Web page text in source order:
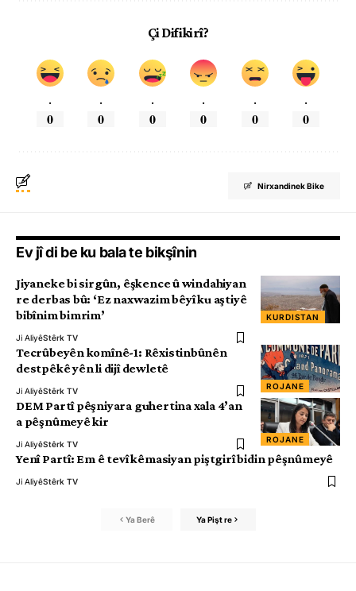
Çi Difikirî?
.
0
.
0
.
0
.
0
.
0
.
0
Nirxandinek Bike
Ev jî di be ku bala te bikşînin
KURDISTAN
Jiyaneke bi sirgûn, êşkence û windahiyan
re derbas bû: ‘Ez naxwazim bêyî ku aştiyê
bibînim bimrim’
Ji AliyêStêrk TV
ROJANE
Tecrûbeyên komînê-1: Rêxistinbûnên
destpêkê yên li dijî dewletê
Ji AliyêStêrk TV
ROJANE
DEM Partî pêşniyara guhertina xala 4’an
a pêşnûmeyê kir
Ji AliyêStêrk TV
Yenî Partî: Em ê tevî kêmasiyan piştgirî bidin pêşnûmeyê
Ji AliyêStêrk TV
Ya Berê Ya Pişt re